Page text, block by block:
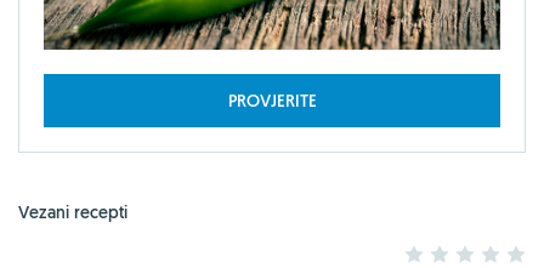
PROVJERITE
Vezani recepti
2 3 4